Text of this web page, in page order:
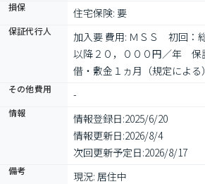
損保 住宅保険: 要
保証代行人
加入要 費用: ＭＳＳ　初回：
以降２０，０００円／年　
借・敷金１ヵ月（規定による
その他費用 -
情報 情報登録日:2025/6/20
情報更新日:2026/8/4
次回更新予定日:2026/8/17
備考
現況: 居住中